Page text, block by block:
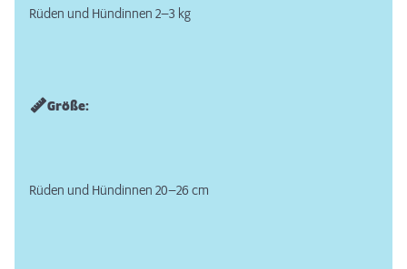
Rüden und Hündinnen 2–3 kg
Größe:
Rüden und Hündinnen 20–26 cm